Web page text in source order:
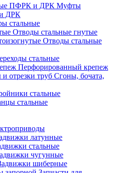
Муфты
ДРК
стальные
Отводы стальные гнутые
Отводы стальные
стальные
Перфорированный крепеж
Сгоны, бочата,
стальные
стальные
латунные
стальные
чугунные
шиберные